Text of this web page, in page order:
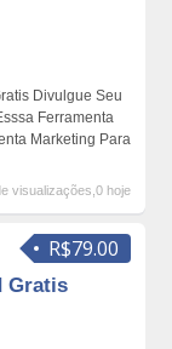
Divulgue Seu
Ferramenta
Marketing Para
visualizações,0 hoje
R$79.00
Gratis